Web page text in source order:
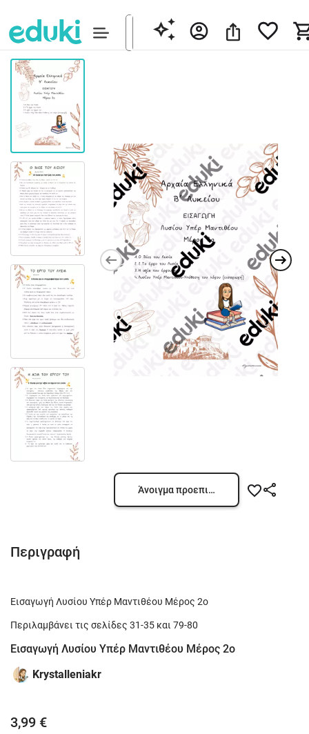
Άνοιγμα προεπισκόπησης
Περιγραφή
Εισαγωγή Λυσίου Υπέρ Μαντιθέου Μέρος 2o
Περιλαμβάνει τις σελίδες 31-35 και 79-80
Εισαγωγή Λυσίου Υπέρ Μαντιθέου Μέρος 2o
Krystalleniakr
3,99 €